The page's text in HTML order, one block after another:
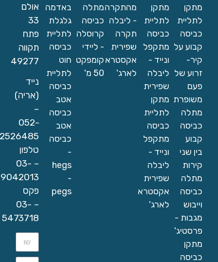
מתקן
לתליית
כביסה
קבוע על
קיר-
זרוע של
פעם
משופרת
מתלה
כביסה
קבוע
בין שני
קירות
מתלה
כביסה
וייבוש
מגבות -
פרסטיג'
מתקן
כביסה
מתקן
לתליית
כביסה
מתקפל
ונייד -
ליבלה
שפירית
מתקן
לתליית
כביסה
מתקפל
ונייד -
ליבלה
שפירית
אקסטרא
לארג'
מהתקרה
- ליבלה
תקרה
שפירית
אקסטרא
לארג'
מתלה
כביסה
קרוסלה
- ליידי
קומפקט
50 מ'
באדמה
גלגלת
לתליית
כביסה
חוט
לתליית
כביסה
אטב
כביסה
אטב
כביסה
-
hegs
-
pegs
אולם
33
פתח
תקווה
49277
נייד
(אריה)
–
052-
2526485
טלפון
– 03-
9042013
פקס
– 03-
5473718